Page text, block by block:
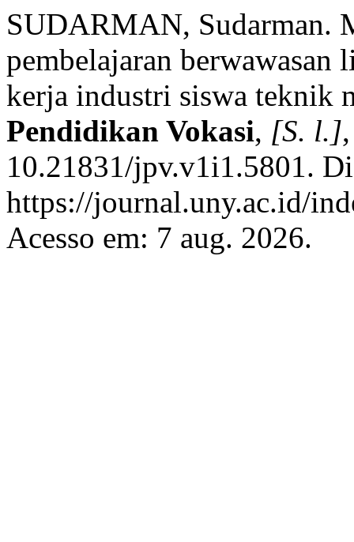
SUDARMAN, Sudarman.
pembelajaran
kerja industri siswa teknik
Pendidikan Vokasi, [S. l.]
10.21831/jpv.v1i1.5801.
https://journal.uny.ac.id/
Acesso em: 7 aug. 2026.